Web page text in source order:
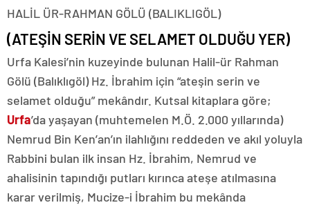
HALİL ÜR-RAHMAN GÖLÜ (BALIKLIGÖL)
(ATEŞİN SERİN VE SELAMET OLDUĞU YER)
Urfa Kalesi’nin kuzeyinde bulunan Halil-ür Rahman
Gölü (Balıklıgöl) Hz. İbrahim için “ateşin serin ve
selamet olduğu” mekândır. Kutsal kitaplara göre;
Urfa’da yaşayan (muhtemelen M.Ö. 2.000 yıllarında)
Nemrud Bin Ken’an’ın ilahlığını reddeden ve akıl yoluyla
Rabbini bulan ilk insan Hz. İbrahim, Nemrud ve
ahalisinin tapındığı putları kırınca ateşe atılmasına
karar verilmiş, Mucize-i İbrahim bu mekânda